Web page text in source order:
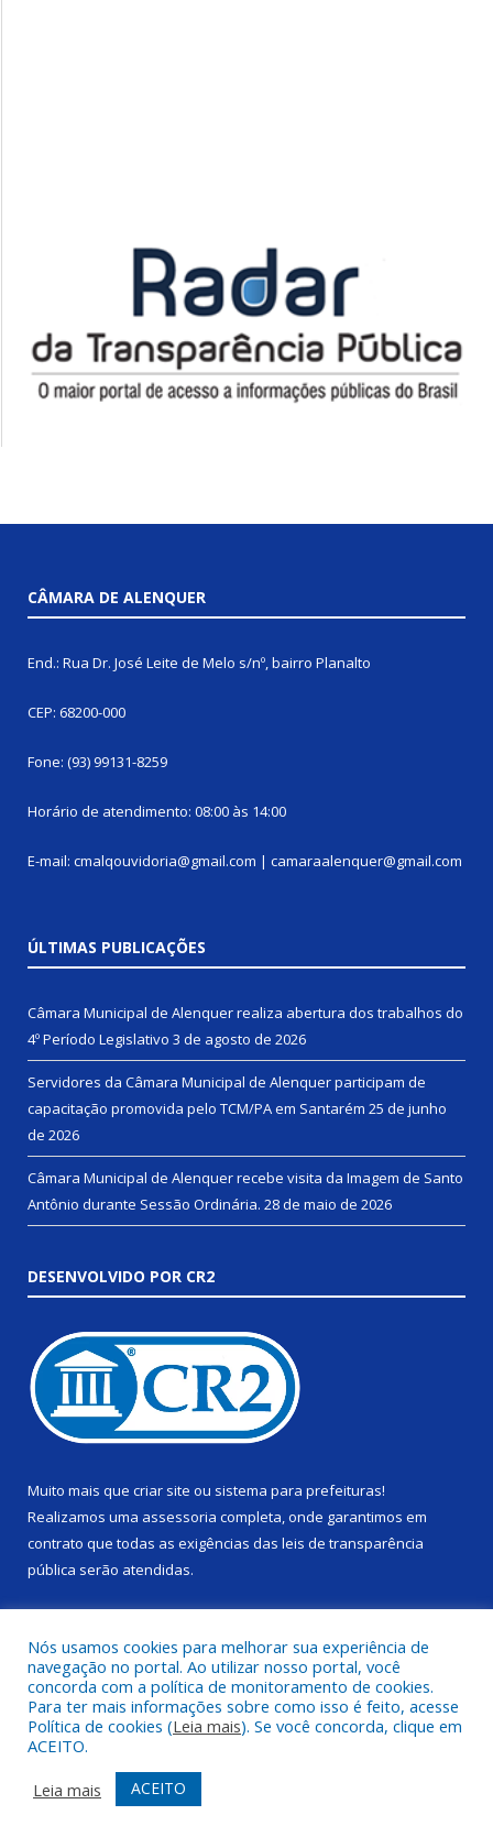
CÂMARA DE ALENQUER
End.: Rua Dr. José Leite de Melo s/nº, bairro Planalto
CEP: 68200-000
Fone: (93) 99131-8259
Horário de atendimento: 08:00 às 14:00
E-mail: cmalqouvidoria@gmail.com | camaraalenquer@gmail.com
ÚLTIMAS PUBLICAÇÕES
Câmara Municipal de Alenquer realiza abertura dos trabalhos do
4º Período Legislativo 3 de agosto de 2026
Servidores da Câmara Municipal de Alenquer participam de
capacitação promovida pelo TCM/PA em Santarém 25 de junho
de 2026
Câmara Municipal de Alenquer recebe visita da Imagem de Santo
Antônio durante Sessão Ordinária. 28 de maio de 2026
DESENVOLVIDO POR CR2
Muito mais que criar site ou sistema para prefeituras!
Realizamos uma assessoria completa, onde garantimos em
contrato que todas as exigências das leis de transparência
pública serão atendidas.
Todos os direitos reservados a Câmara Municipal de Alenquer.
Mapa do Site
Acessar Área Administrativa
Acessar Webmail
Nós usamos cookies para melhorar sua experiência de
navegação no portal. Ao utilizar nosso portal, você
concorda com a política de monitoramento de cookies.
Para ter mais informações sobre como isso é feito, acesse
Política de cookies (Leia mais). Se você concorda, clique em
ACEITO.
Leia mais
ACEITO